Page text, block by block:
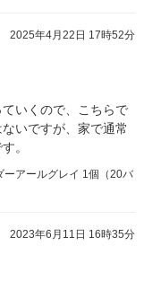
2025年4月22日 17時52分
いくので、こちらで
いですが、家で通常
。
ーアールグレイ 1個（20バ
2023年6月11日 16時35分